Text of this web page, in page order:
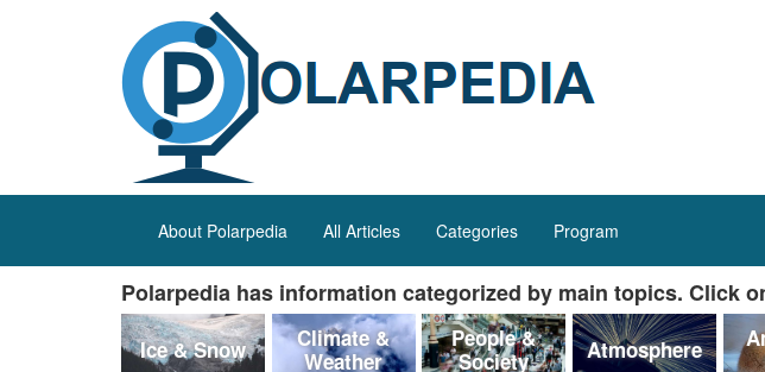
About Polarpedia All Articles Categories Program
Polarpedia has information categorized by main topics. Click
Ice & Snow
Climate &
Weather
People &
Society
Atmosphere